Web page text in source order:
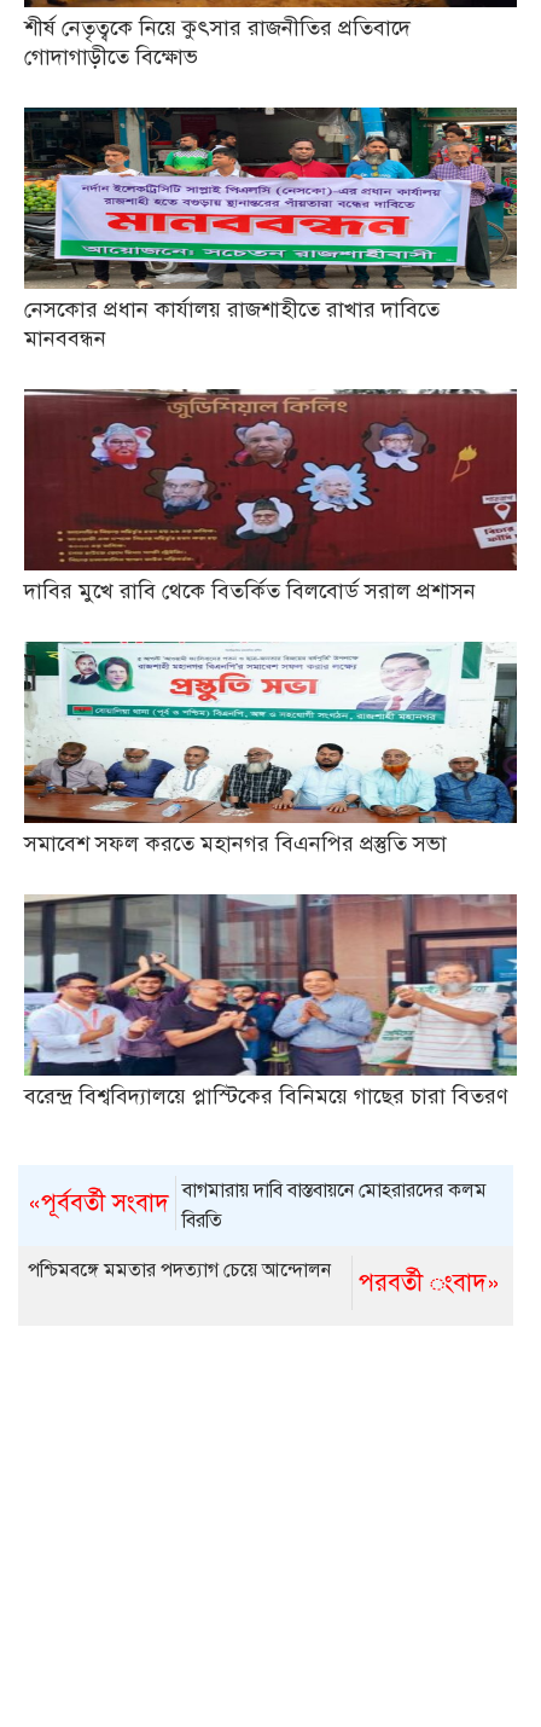
শীর্ষ নেতৃত্বকে নিয়ে কুৎসার রাজনীতির প্রতিবাদে
গোদাগাড়ীতে বিক্ষোভ
নেসকোর প্রধান কার্যালয় রাজশাহীতে রাখার দাবিতে
মানববন্ধন
দাবির মুখে রাবি থেকে বিতর্কিত বিলবোর্ড সরাল প্রশাসন
সমাবেশ সফল করতে মহানগর বিএনপির প্রস্তুতি সভা
বরেন্দ্র বিশ্ববিদ্যালয়ে প্লাস্টিকের বিনিময়ে গাছের চারা বিতরণ
«পূর্ববর্তী সংবাদ বাগমারায় দাবি বাস্তবায়নে মোহরারদের কলম
বিরতি
পরবর্তী ংবাদ»
পশ্চিমবঙ্গে মমতার পদত্যাগ চেয়ে আন্দোলন